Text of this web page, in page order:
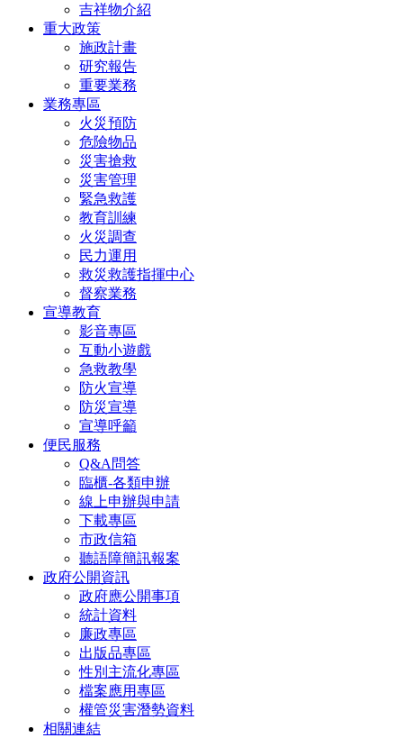
吉祥物介紹
重大政策
施政計畫
研究報告
重要業務
業務專區
火災預防
危險物品
災害搶救
災害管理
緊急救護
教育訓練
火災調查
民力運用
救災救護指揮中心
督察業務
宣導教育
影音專區
互動小遊戲
急救教學
防火宣導
防災宣導
宣導呼籲
便民服務
Q&A問答
臨櫃-各類申辦
線上申辦與申請
下載專區
市政信箱
聽語障簡訊報案
政府公開資訊
政府應公開事項
統計資料
廉政專區
出版品專區
性別主流化專區
檔案應用專區
權管災害潛勢資料
相關連結